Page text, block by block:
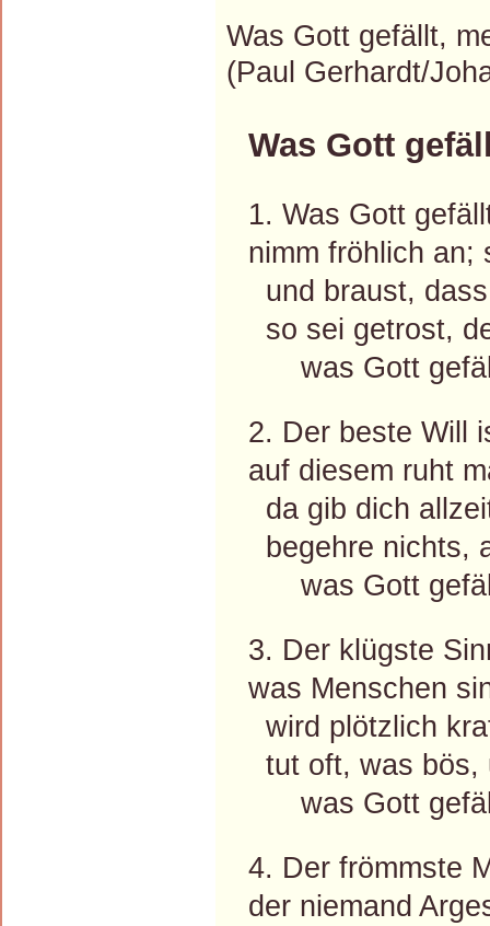
Was Gott gefällt,
(Paul Gerhardt/
Was Gott
1. Was Gott
nimm fröhlich an;
und braust,
so sei getrost,
was Gott
2. Der beste Will
auf diesem ruht
da gib dich
begehre nichts,
was Gott
3. Der klügste
was Menschen
wird plötzlich
tut oft, was bös,
was Gott
4. Der frömmste
der niemand